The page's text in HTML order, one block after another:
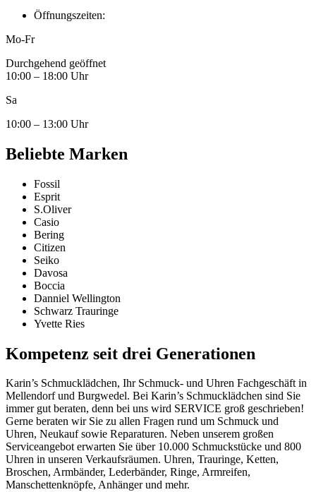
Öffnungszeiten:
Mo-Fr
Durchgehend geöffnet
10:00 – 18:00 Uhr
Sa
10:00 – 13:00 Uhr
Beliebte Marken
Fossil
Esprit
S.Oliver
Casio
Bering
Citizen
Seiko
Davosa
Boccia
Danniel Wellington
Schwarz Trauringe
Yvette Ries
Kompetenz seit drei Generationen
Karin’s Schmucklädchen, Ihr Schmuck- und Uhren Fachgeschäft in
Mellendorf und Burgwedel. Bei Karin’s Schmucklädchen sind Sie
immer gut beraten, denn bei uns wird SERVICE groß geschrieben!
Gerne beraten wir Sie zu allen Fragen rund um Schmuck und
Uhren, Neukauf sowie Reparaturen. Neben unserem großen
Serviceangebot erwarten Sie über 10.000 Schmuckstücke und 800
Uhren in unseren Verkaufsräumen. Uhren, Trauringe, Ketten,
Broschen, Armbänder, Lederbänder, Ringe, Armreifen,
Manschettenknöpfe, Anhänger und mehr.